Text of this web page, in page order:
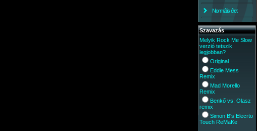
Normális élet
Szavazás
Melyik Rock Me Slow
verzió tetszik
legjobban?
Original
Eddie Mess
Remix
Mad Morello
Remix
Benkő vs. Olasz
remix
Simon B's Elecrto
Touch ReMaKe